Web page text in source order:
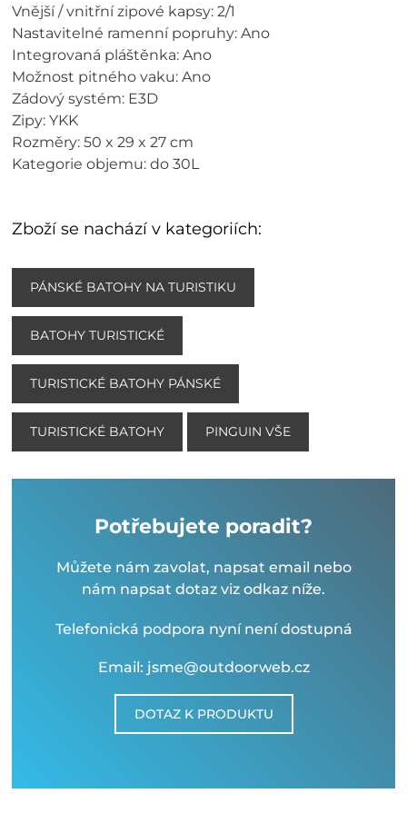
Vnější / vnitřní zipové kapsy: 2/1
Nastavitelné ramenní popruhy: Ano
Integrovaná pláštěnka: Ano
Možnost pitného vaku: Ano
Zádový systém: E3D
Zipy: YKK
Rozměry: 50 x 29 x 27 cm
Kategorie objemu: do 30L
Zboží se nachází v kategoriích:
PÁNSKÉ BATOHY NA TURISTIKU
BATOHY TURISTICKÉ
TURISTICKÉ BATOHY PÁNSKÉ
TURISTICKÉ BATOHY PINGUIN VŠE
Potřebujete poradit?
Můžete nám zavolat, napsat email nebo
nám napsat dotaz viz odkaz níže.
Telefonická podpora nyní není dostupná
Email: jsme@outdoorweb.cz
DOTAZ K PRODUKTU